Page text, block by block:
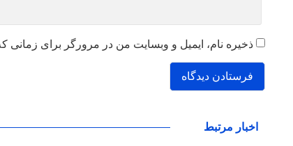
ذخیره نام، ایمیل و وبسایت من در مرورگر برای زمانی
اخبار مرتبط